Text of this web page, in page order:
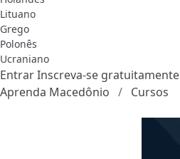
Lituano
Grego
Polonês
Ucraniano
EntrarInscreva-se gratuitamente
Aprenda Macedônio
Cursos